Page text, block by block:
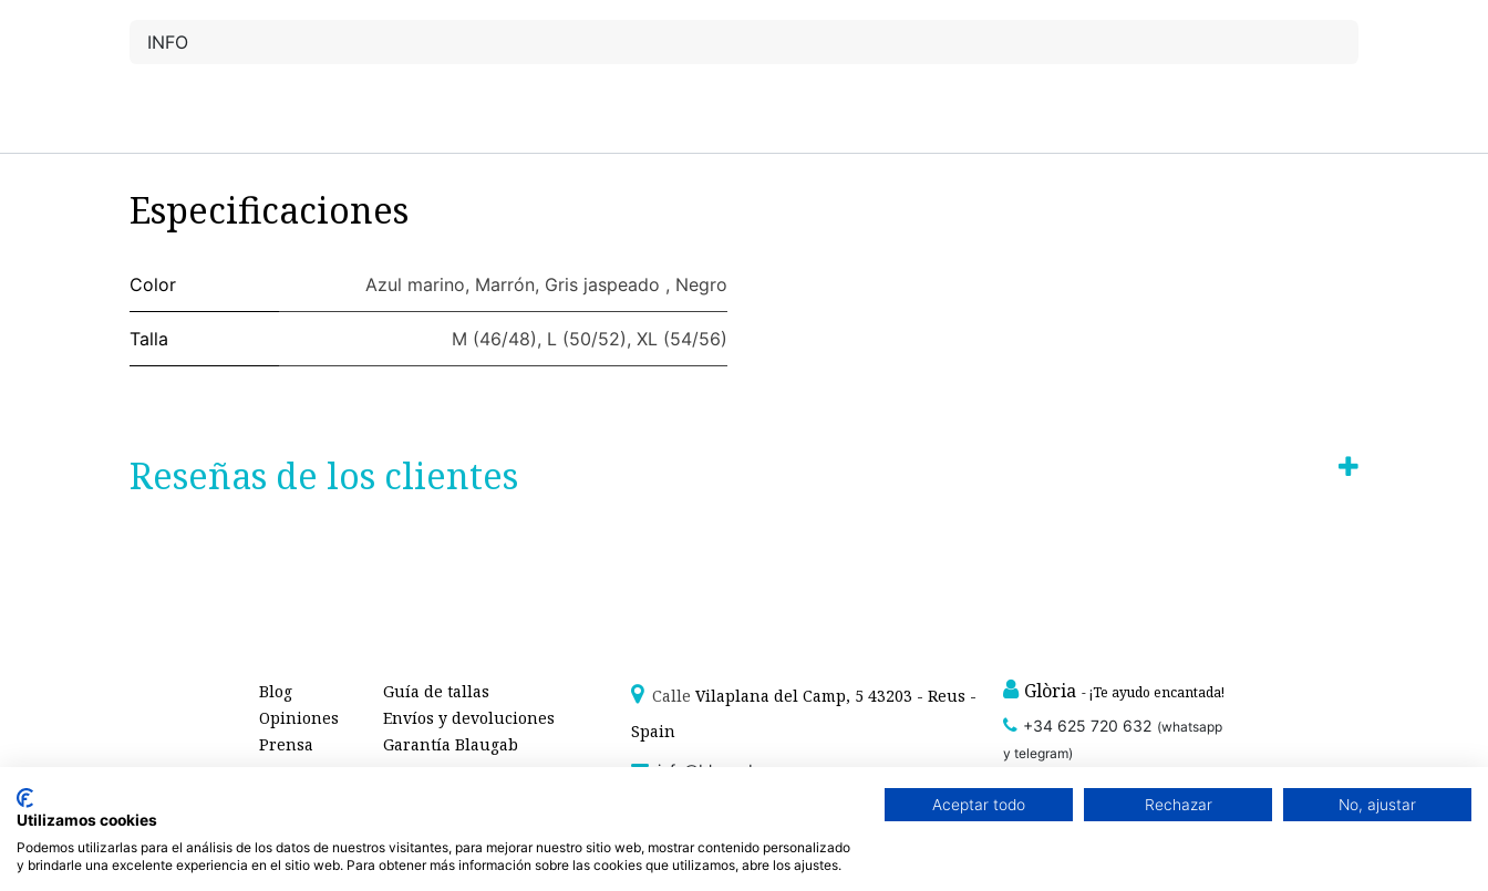
INFO
Especificaciones
Color Azul marino, Marrón, Gris jaspeado , Negro
Talla M (46/48), L (50/52), XL (54/56)
Reseñas de los clientes
Guía de tallas
Envíos y devoluciones
Garantía Blaugab
Blog
Opiniones
Prensa
Calle Vilaplana del Camp, 5 43203 - Reus -
Spain
info@blaugab.com
Glòria - ¡Te ayudo encantada!
+34 625 720 632 (whatsapp
y telegram)
Condiciones de venta -
Tienda online de ropa ecológica, sostenible y de Comercio Justo . Especialistas enropa interior de algodón orgánico, como la
Utilizamos cookies
Podemos utilizarlas para el análisis de los datos de nuestros visitantes, para mejorar nuestro sitio web, mostrar contenido personalizado
y brindarle una excelente experiencia en el sitio web. Para obtener más información sobre las cookies que utilizamos, abre los ajustes.
Aceptar todo Rechazar No, ajustar